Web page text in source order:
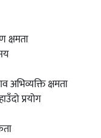
क्षमता
क्षमता
प्रयोग